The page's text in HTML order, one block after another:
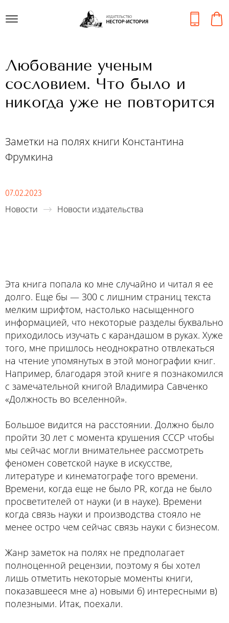
Любование ученым
сословием. Что было и
никогда уже не повторится
Заметки на полях книги Константина
Фрумкина
07.02.2023
Новости Новости издательства
Эта книга попала ко мне случайно и читал я ее
долго. Еще бы — 300 с лишним страниц текста
мелким шрифтом, настолько насыщенного
информацией, что некоторые разделы буквально
приходилось изучать с карандашом в руках. Хуже
того, мне пришлось неоднократно отвлекаться
на чтение упомянутых в этой монографии книг.
Например, благодаря этой книге я познакомился
с замечательной книгой Владимира Савченко
«Должность во вселенной».
Большое видится на расстоянии. Должно было
пройти 30 лет с момента крушения СССР чтобы
мы сейчас могли внимательнее рассмотреть
феномен советской науке в искусстве,
литературе и кинематографе того времени.
Времени, когда еще не было PR, когда не было
просветителей от науки (и в науке). Времени
когда связь науки и производства стояло не
менее остро чем сейчас связь науки с бизнесом.
Жанр заметок на полях не предполагает
полноценной рецензии, поэтому я бы хотел
лишь отметить некоторые моменты книги,
показавшееся мне а) новыми б) интересными в)
полезными. Итак, поехали.